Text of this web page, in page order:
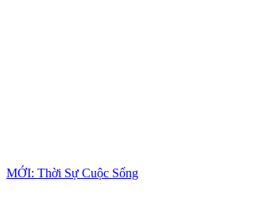
MỚI: Thời Sự Cuộc Sống